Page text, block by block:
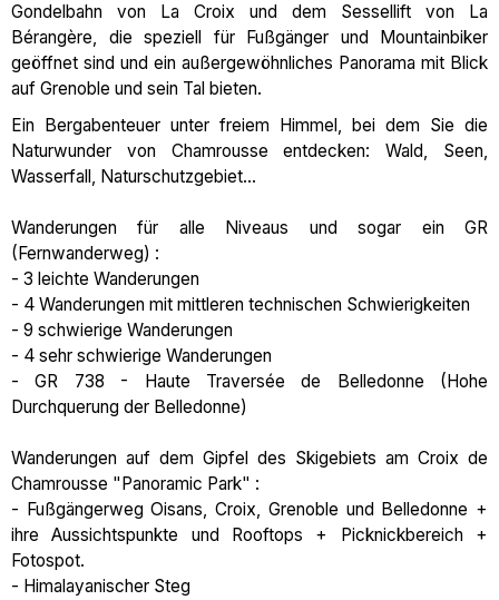
Gondelbahn von La Croix und dem Sessellift von La
Bérangère, die speziell für Fußgänger und Mountainbiker
geöffnet sind und ein außergewöhnliches Panorama mit Blick
auf Grenoble und sein Tal bieten.
Ein Bergabenteuer unter freiem Himmel, bei dem Sie die
Naturwunder von Chamrousse entdecken: Wald, Seen,
Wasserfall, Naturschutzgebiet...
Wanderungen für alle Niveaus und sogar ein GR
(Fernwanderweg) :
- 3 leichte Wanderungen
- 4 Wanderungen mit mittleren technischen Schwierigkeiten
- 9 schwierige Wanderungen
- 4 sehr schwierige Wanderungen
- GR 738 - Haute Traversée de Belledonne (Hohe
Durchquerung der Belledonne)
Wanderungen auf dem Gipfel des Skigebiets am Croix de
Chamrousse "Panoramic Park" :
- Fußgängerweg Oisans, Croix, Grenoble und Belledonne +
ihre Aussichtspunkte und Rooftops + Picknickbereich +
Fotospot.
- Himalayanischer Steg